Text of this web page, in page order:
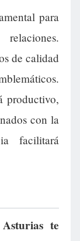
para
de calidad
productivo,
con la
facilitará
te